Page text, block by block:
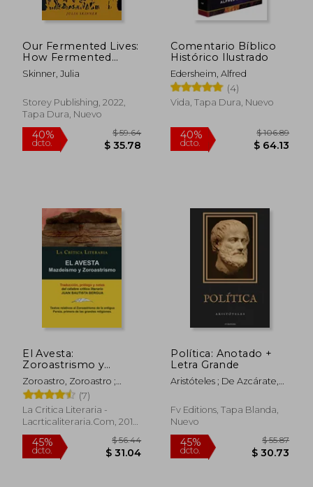
Our Fermented Lives:
How Fermented
Foods Have Shaped
Cultures &
Inglés)
Skinner, Julia
Storey Publishing, 2022,
Tapa Dura, Nuevo
Comentario Bíblico
Histórico Ilustrado
Edersheim, Alfred
(4)
Vida, Tapa Dura, Nuevo
El Avesta:
Zoroastrismo y
Mazde smo
(Coleccion la Critica
Literaria)
Zoroastro, Zoroastro ;
Bergua, Juan Bautista ;
Bergua, Juan Bautista
(7)
La Critica Literaria -
Lacrticaliteraria.com, 2010,
1 Edición, Tapa Blanda,
Nuevo
Política: Anotado +
Letra Grande
Aristóteles ; De Azcárate,
Fv Editions, Tapa Blanda,
Nuevo